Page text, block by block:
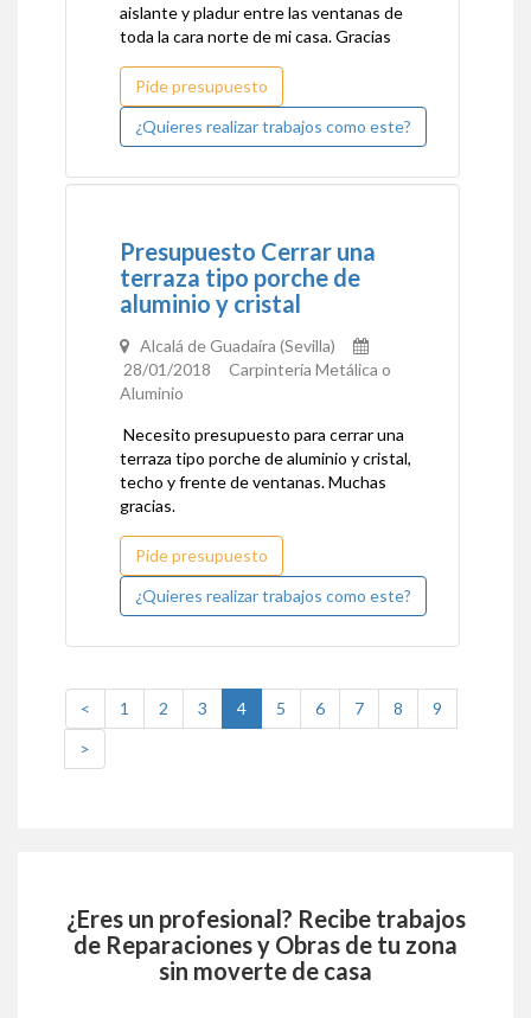
aislante y pladur entre las ventanas de
toda la cara norte de mi casa. Gracias
Pide presupuesto
¿Quieres realizar trabajos como este?
Presupuesto Cerrar una
terraza tipo porche de
aluminio y cristal
Alcalá de Guadaíra (Sevilla)
28/01/2018 Carpintería Metálica o
Aluminio
Necesito presupuesto para cerrar una
terraza tipo porche de aluminio y cristal,
techo y frente de ventanas. Muchas
gracias.
Pide presupuesto
¿Quieres realizar trabajos como este?
< 1 2 3 4(current)
5 6 7 8
9
>
¿Eres un profesional? Recibe trabajos
de Reparaciones y Obras de tu zona
sin moverte de casa